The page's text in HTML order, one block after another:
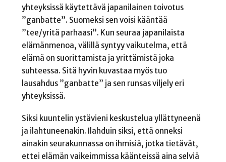
yhteyksissä käytettävä japanilainen toivotus
”ganbatte”. Suomeksi sen voisi kääntää
”tee/yritä parhaasi”. Kun seuraa japanilaista
elämänmenoa, välillä syntyy vaikutelma, että
elämä on suorittamista ja yrittämistä joka
suhteessa. Sitä hyvin kuvastaa myös tuo
lausahdus ”ganbatte” ja sen runsas viljely eri
yhteyksissä.
Siksi kuuntelin ystävieni keskustelua yllättyneenä
ja ilahtuneenakin. Ilahduin siksi, että onneksi
ainakin seurakunnassa on ihmisiä, jotka tietävät,
ettei elämän vaikeimmissa käänteissä aina selviä